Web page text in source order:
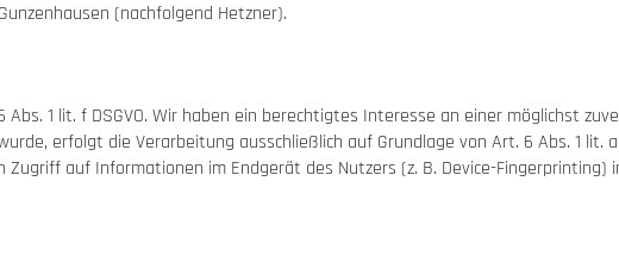
(nachfolgend Hetzner).
1 lit. f DSGVO. Wir haben ein berechtigtes Interesse an einer möglichst
erfolgt die Verarbeitung ausschließlich auf Grundlage von Art. 6 Abs. 1 lit. a
auf Informationen im Endgerät des Nutzers (z. B. Device-Fingerprinting)